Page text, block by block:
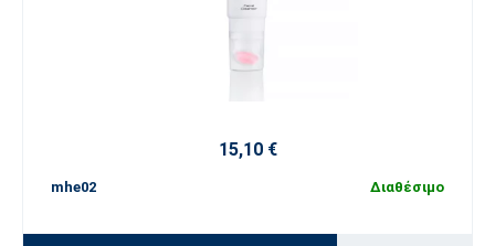
15,10 €
mhe02 Διαθέσιμο